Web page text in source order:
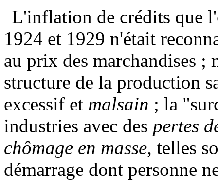
L'inflation de crédits que
1924 et 1929 n'était
au prix des marchandises ;
structure de la production
excessif et malsain ; la
industries avec des pertes
chômage en masse, telles
démarrage dont personne